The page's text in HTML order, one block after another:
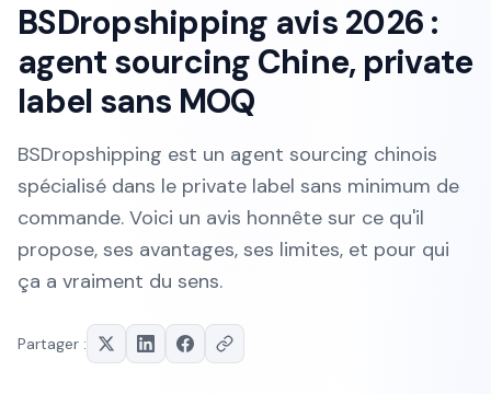
BSDropshipping avis 2026 :
agent sourcing Chine, private
label sans MOQ
BSDropshipping est un agent sourcing chinois
spécialisé dans le private label sans minimum de
commande. Voici un avis honnête sur ce qu'il
propose, ses avantages, ses limites, et pour qui
ça a vraiment du sens.
Partager :